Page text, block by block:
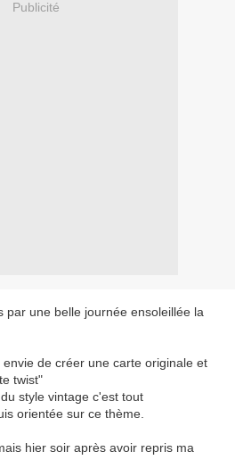
Publicité
par une belle journée ensoleillée la
de créer une carte originale et
twist"
style vintage c'est tout
orientée sur ce thème.
hier soir après avoir repris ma